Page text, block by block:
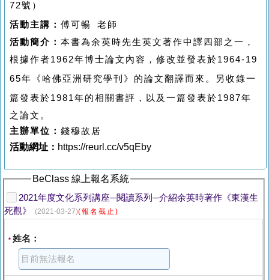
72號）
活動主講 ： 傅可暢
老師
活動簡介： 本書為余英時先生英文著作中譯四部之一，
根據作者1962年博士論文內容，修改並發表於1964-19
65年 《哈佛亞洲研究學刊》的論文翻譯而來。
另收錄一
篇發表於1981年的相關書評，以及一篇發表於1987年
之論文。
主辦單位 ： 錢穆故居
活動網址： https://reurl.cc/v5qEby
BeClass 線上報名系統
2021年度文化系列講座─閱讀系列─介紹余英時著作《東漢生
死觀》
(2021-03-27)(報名截止)
* 姓名：